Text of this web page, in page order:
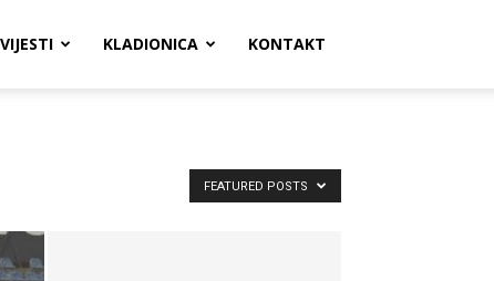
VIJESTI KLADIONICA KONTAKT
FEATURED POSTS